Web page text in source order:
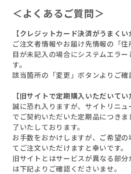
＜よくあるご質問＞
【クレジットカード決済がうまくい
ご注文者情報やお届け先情報の「
目が未記入の場合にシステムエラ
す。
該当箇所の「変更」ボタンよりご確
【旧サイトで定期購入いただいてい
誠に恐れ入りますが、サイトリニュ
でご契約いただいた定期品につき
了いたしております。
お手数をおかけしますが、ご希望
てご注文いただけますと幸いです。
旧サイトとはサービスが異なる部
は下記よりご確認くださいませ。